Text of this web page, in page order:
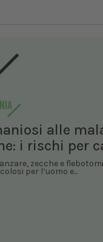
alle
i rischi per
zecche e
per l’uomo e...